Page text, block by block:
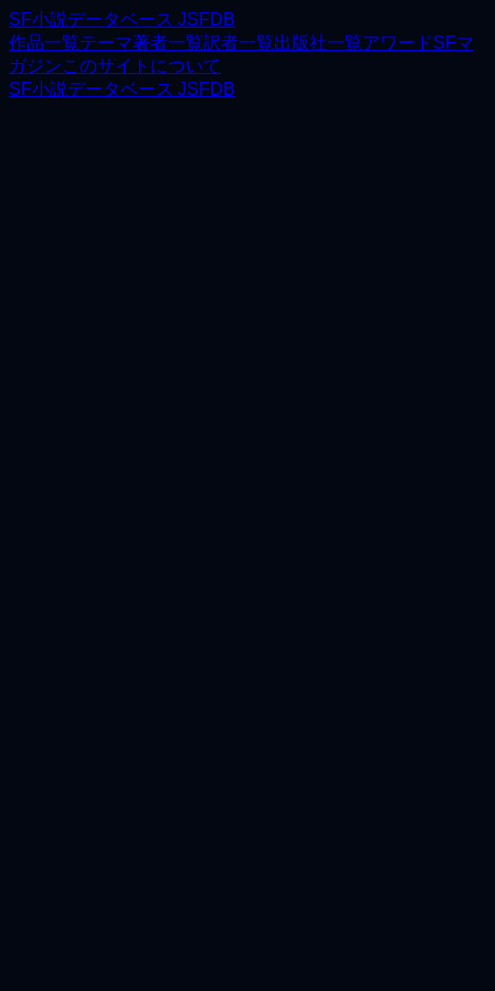
SF小説データベース JSFDB
作品一覧テーマ著者一覧訳者一覧出版社一覧アワードSFマ
ガジンこのサイトについて
SF小説データベース JSFDB